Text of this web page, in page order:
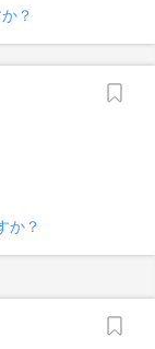
？
か？